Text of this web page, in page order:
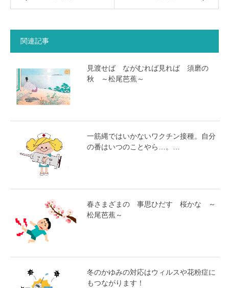
関連記事
見渡せば ながむれば見れば 須磨の
秋 ～松尾芭蕉～
一筋縄ではいかないワクチン接種。自分
の番はいつのことやら…。…
春さまざまの 事思ひだす 桜かな ～
松尾芭蕉～
冬のかゆみの対応はウィルスや花粉症に
もつながります！